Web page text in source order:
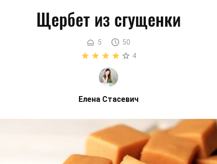
Щербет из сгущенки
5
50
4
Елена Стасевич